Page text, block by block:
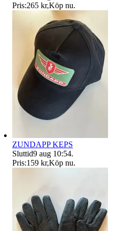
Pris:265 kr,Köp nu.
ZUNDAPP KEPS
Sluttid9 aug 10:54.
Pris:159 kr,Köp nu.